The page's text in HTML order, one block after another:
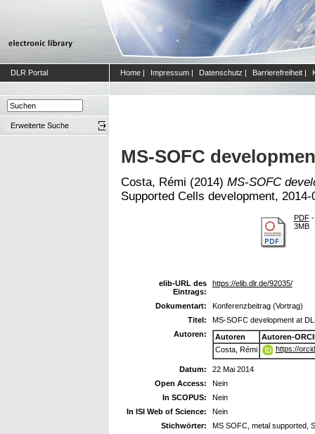
DLR Portal Home | Impressum | Datenschutz | Barrierefreiheit |
Erweiterte Suche
MS-SOFC
Costa, Rémi (2014) MS-SOFC
Supported Cells development,
PDF-
3MB
elib-URL des
Eintrags:
https://elib.dlr.de/92035/
Dokumentart:
Konferenzbeitrag (Vortrag)
Titel:
MS-SOFC development at
Autoren:
Autoren
Autoren-
Costa, Rémi
https://
Datum:
22 Mai 2014
Open Access:
Nein
In SCOPUS:
Nein
In ISI Web of Science:
Nein
Stichwörter:
MS SOFC, metal supported,